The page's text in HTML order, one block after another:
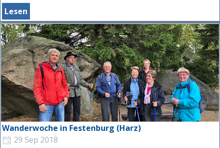
Lesen
Wanderwoche in Festenburg (Harz)
29 Sep 2018